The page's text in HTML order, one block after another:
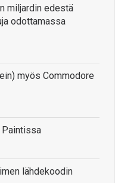
miljardin edestä
odottamassa
myös Commodore
Paintissa
lähdekoodin